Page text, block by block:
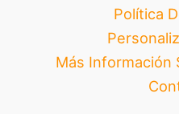
Política
Más Información